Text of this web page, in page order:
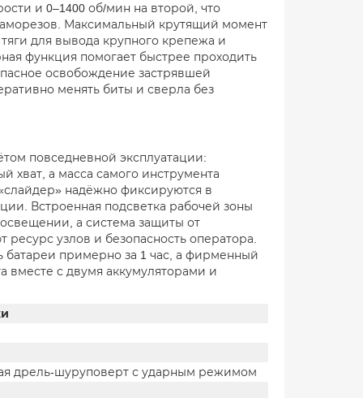
и 0–1400 об/мин на второй, что
Максимальный крутящий момент
для вывода крупного крепежа и
функция помогает быстрее проходить
освобождение застрявшей
менять биты и сверла без
повседневной эксплуатации:
хват, а масса самого инструмента
надёжно фиксируются в
Встроенная подсветка рабочей зоны
а система защиты от
узлов и безопасность оператора.
батареи примерно за 1 час, а фирменный
вместе с двумя аккумуляторами и
дрель-шуруповерт с ударным режимом